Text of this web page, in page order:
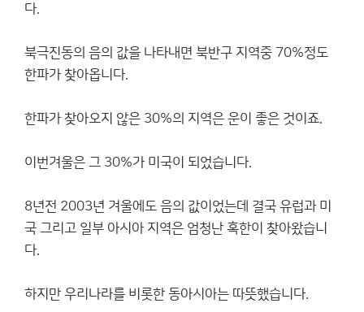
다.
북극진동의 음의 값을 나타내면 북반구 지역중 70%정도
한파가 찾아옵니다.
한파가 찾아오지 않은 30%의 지역은 운이 좋은 것이죠.
이번겨울은 그 30%가 미국이 되었습니다.
8년전 2003년 겨울에도 음의 값이었는데 결국 유럽과 미
국 그리고 일부 아시아 지역은 엄청난 혹한이 찾아왔습니
다.
하지만 우리나라를 비롯한 동아시아는 따뜻했습니다.